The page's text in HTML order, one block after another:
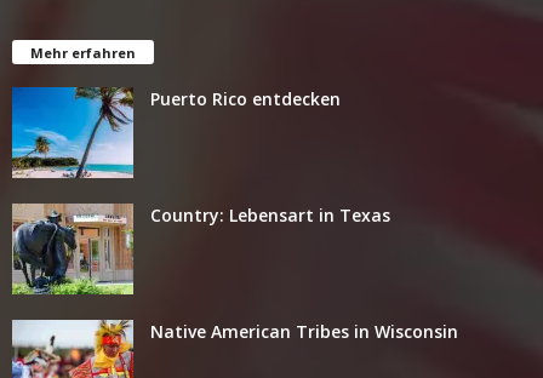
Mehr erfahren
Puerto Rico entdecken
Country: Lebensart in Texas
Native American Tribes in Wisconsin